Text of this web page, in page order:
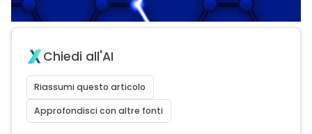
Chiedi all'AI
Riassumi questo articolo
Approfondisci con altre fonti